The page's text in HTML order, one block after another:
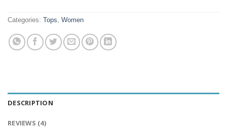
Categories: Tops Women
DESCRIPTION
REVIEWS (4)